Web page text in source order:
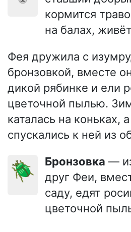
кормится
на балах,
Фея дружила с
бронзовкой, вместе
дикой рябинке и ели
цветочной пылью.
каталась на коньках,
спускались к ней из
🪲 Бронзовка —
друг Феи,
саду, едят
цветочной